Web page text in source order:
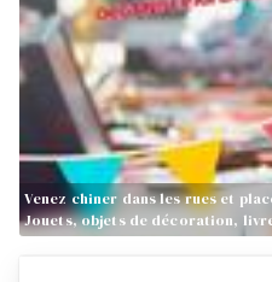
Venez chiner dans les rues et
Jouets, objets de décoration,